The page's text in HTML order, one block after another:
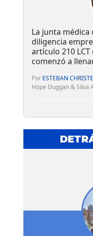
La junta
diligencia
artículo 210
comenzó a
Por ESTEBAN
Hope Duggan & Silva